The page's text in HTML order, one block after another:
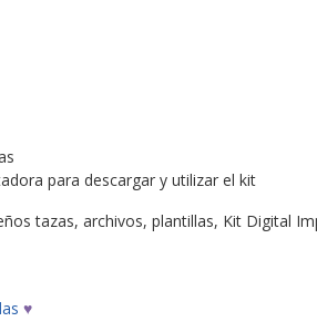
para descargar y utilizar el kit
tazas, archivos, plantillas, Kit Digital
♥